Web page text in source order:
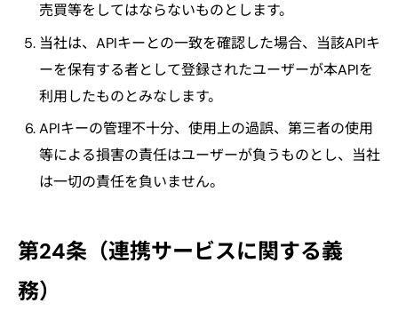
売買等をしてはならないものとします。
当社は、APIキーとの一致を確認した場合、当該APIキ
ーを保有する者として登録されたユーザーが本APIを
利用したものとみなします。
APIキーの管理不十分、使用上の過誤、第三者の使用
等による損害の責任はユーザーが負うものとし、当社
は一切の責任を負いません。
第24条（連携サービスに関する義
務）